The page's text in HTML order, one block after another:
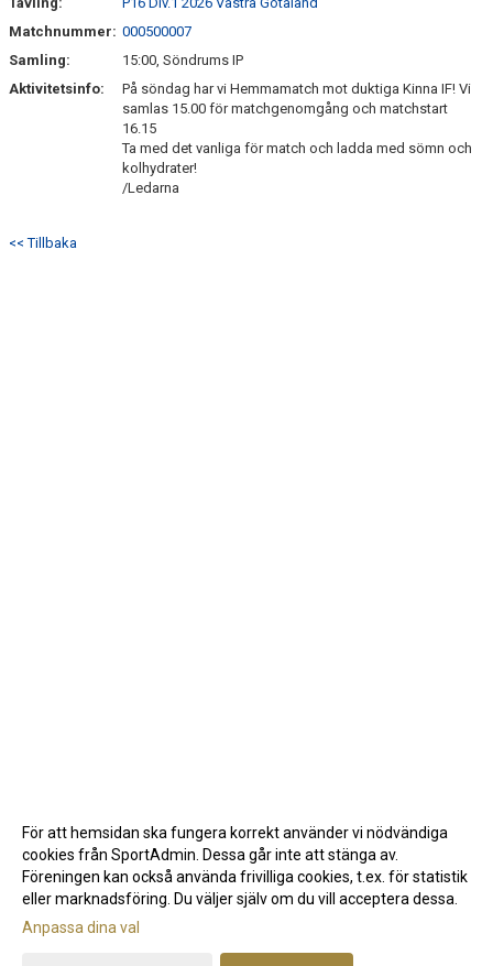
TRYGG I ASTRIO
Matchnummer: 000500007
Samling:
15:00, Söndrums IP
Aktivitetsinfo:
På söndag har vi Hemmamatch mot duktiga Kinna IF! Vi
samlas 15.00 för matchgenomgång och matchstart
16.15
Ta med det vanliga för match och ladda med sömn och
kolhydrater!
/Ledarna
<< Tillbaka
Gå till Webbversion
För att hemsidan ska fungera korrekt använder vi nödvändiga
cookies från SportAdmin. Dessa går inte att stänga av.
Föreningen kan också använda frivilliga cookies, t.ex. för statistik
eller marknadsföring. Du väljer själv om du vill acceptera dessa.
Anpassa dina val